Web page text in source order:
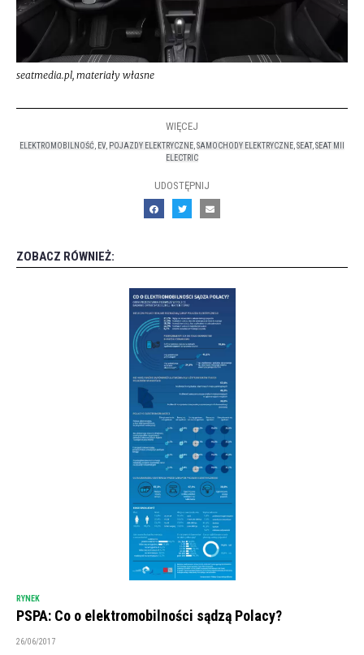
seatmedia.pl, materiały własne
WIĘCEJ
ELEKTROMOBILNOŚĆ EV, POJAZDY ELEKTRYCZNE SAMOCHODY ELEKTRYCZNE SEAT, SEAT MII
ELECTRIC
UDOSTĘPNIJ
ZOBACZ RÓWNIEŻ:
RYNEK
PSPA: Co o elektromobilności sądzą Polacy?
26/06/2017